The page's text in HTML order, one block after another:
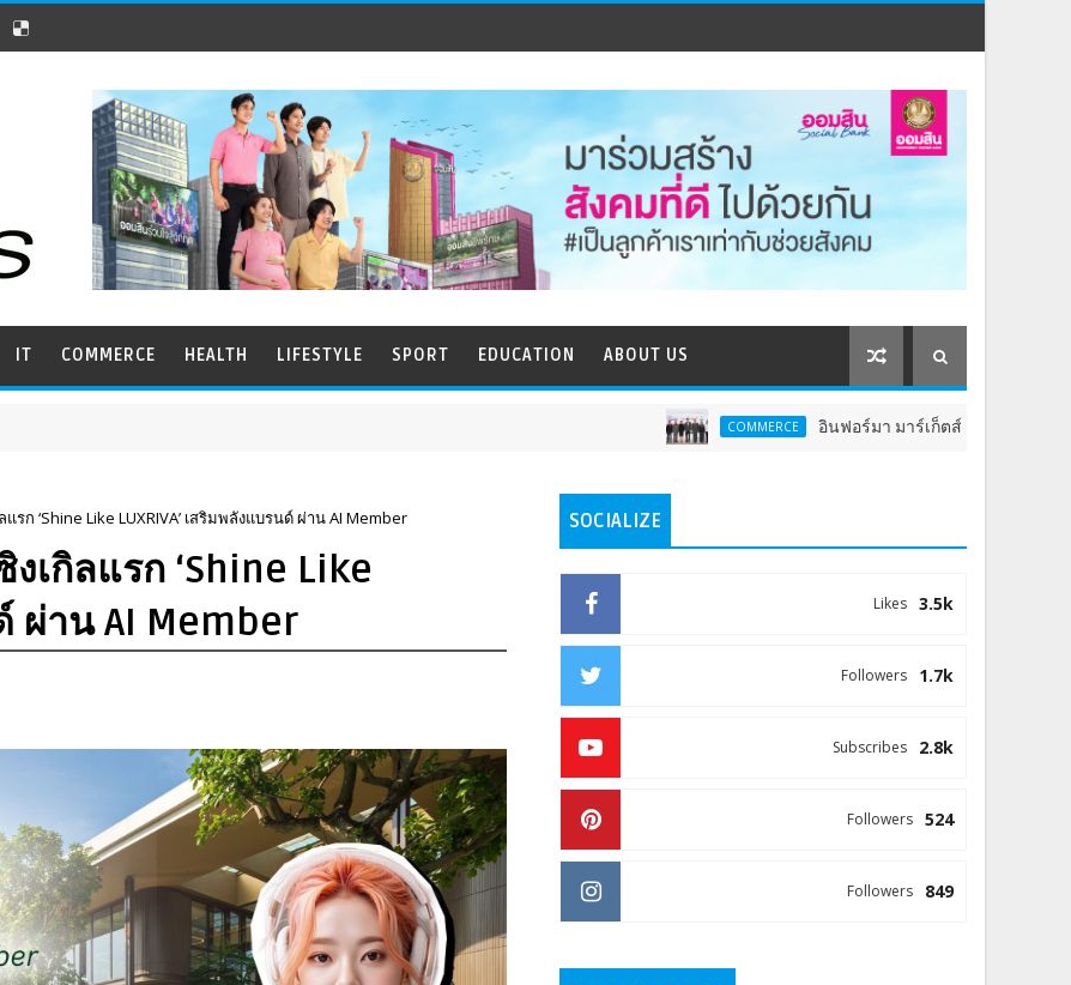
IT COMMERCE HEALTH LIFESTYLE SPORT EDUCATION ABOUT US
COMMERCE อินฟอร์มา มาร์เก็ตส์ ผนึกเครือข่ายธุรกิจท่องเที่ย
แรก ‘Shine Like LUXRIVA’ เสริมพลังแบรนด์ ผ่าน AI Member
งเกิลแรก ‘Shine Like
ผ่าน AI Member
SOCIALIZE
3.5k
Likes
1.7k
Followers
2.8k
Subscribes
524
Followers
849
Followers